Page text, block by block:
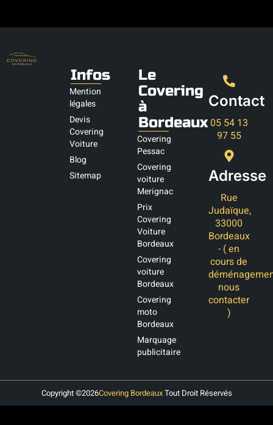
Infos
Mention
légales
Devis
Covering
Voiture
Blog
Sitemap
Le
Covering
à
Bordeaux
Covering
Pessac
Covering
voiture
Merignac
Prix
Covering
Voiture
Bordeaux
Covering
voiture
Bordeaux
Covering
moto
Bordeaux
Marquage
publicitaire
Contact
05 54 13
97 55
Adresse
Rue
Judaïque,
33000
Bordeaux
- ( en
cours de
nous
contacter
)
Copyright ©2026Covering BordeauxTout Droit Réservés